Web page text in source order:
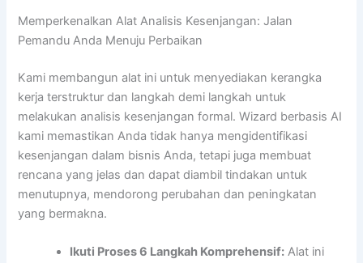
Memperkenalkan Alat Analisis Kesenjangan: Jalan
Pemandu Anda Menuju Perbaikan
Kami membangun alat ini untuk menyediakan kerangka
kerja terstruktur dan langkah demi langkah untuk
melakukan analisis kesenjangan formal. Wizard berbasis AI
kami memastikan Anda tidak hanya mengidentifikasi
kesenjangan dalam bisnis Anda, tetapi juga membuat
rencana yang jelas dan dapat diambil tindakan untuk
menutupnya, mendorong perubahan dan peningkatan
yang bermakna.
Ikuti Proses 6 Langkah Komprehensif: Alat ini